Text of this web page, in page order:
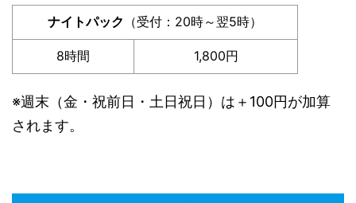
ナイトパック （受付：20時～翌5時）
8時間 1,800円
※週末（金・祝前日・土日祝日）は＋100円が加算
されます。